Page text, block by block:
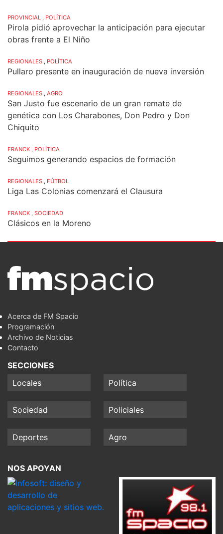
PROVINCIAL , POLÍTICA
Pirola pidió aprovechar la anticipación para ejecutar
obras frente a El Niño
REGIONALES , POLÍTICA
Pullaro presente en inauguración de nueva inversión
REGIONALES , AGRO
San Justo fue escenario de un gran remate de
genética con Los Charabones, Don Pedro y Don
Chiquito
FRANCK , POLÍTICA
Seguimos generando espacios de formación
REGIONALES , FÚTBOL
Liga Las Colonias comenzará el Clausura
FRANCK , SOCIEDAD
Clásicos en la Moreno
Acerca de FM Spacio
Programación
Archivo de Noticias
Contacto
SECCIONES
Locales
Política
Sociedad Policiales
Deportes Agro
NOS APOYAN